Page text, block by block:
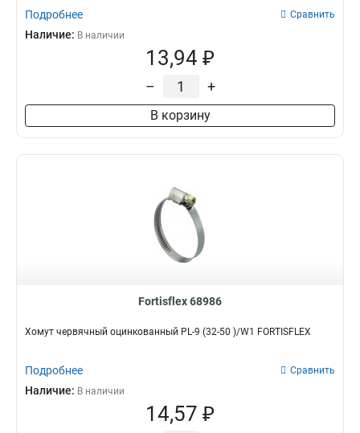
Подробнее Сравнить
Наличие: В наличии
13,94 ₽
– +
В корзину
Fortisflex 68986
Хомут червячный оцинкованный PL-9 (32-50 )/W1 FORTISFLEX
Подробнее Сравнить
Наличие: В наличии
14,57 ₽